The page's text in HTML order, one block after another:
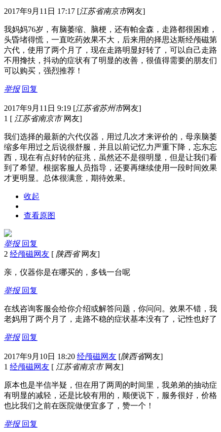
2017年9月11日 17:17 [江苏省南京市网友]
我妈妈76岁，有脑萎缩、脑梗，还有帕金森，走路都很困难，
头昏堵得慌，一直吃药效果不大，后来用的择思达斯经颅磁第
六代，使用了两个月了，现在走路明显好转了，可以自己走路
不用搀扶，抖动的症状有了明显的改善，很值得需要的朋友们
可以购买，强烈推荐！
举报 回复
2017年9月11日 9:19 [江苏省苏州市网友]
1 [ 江苏省南京市 网友]
我们选择的最新的六代仪器，用过几次才来评价的，母亲脑萎
缩多年用过之后说很舒服，并且以前记忆力严重下降，忘东忘
西，现在有点好转的征兆，虽然还不是很明显，但是让我们看
到了希望。根据客服人员指导，还要再继续使用一段时间效果
才更明显。总体很满意，期待效果。
收起
查看原图
举报 回复
2 经颅磁网友 [ 陕西省网友]
亲，仪器你是在哪买的，多钱一台呢
举报 回复
在线咨询客服会给你介绍或解答问题，你问问。效果不错，我
老妈用了两个月了，走路不稳的症状基本没有了，记性也好了
举报 回复
2017年9月10日 18:20 经颅磁网友 [陕西省网友]
1 经颅磁网友 [ 江苏省南京市网友]
原本也是半信半疑，但在用了两周的时间里，我弟弟的抽动症
有明显的减轻，还是比较有用的，顺便说下，服务很好，价格
也比我们之前在医院做便宜多了，赞一个！
举报 回复